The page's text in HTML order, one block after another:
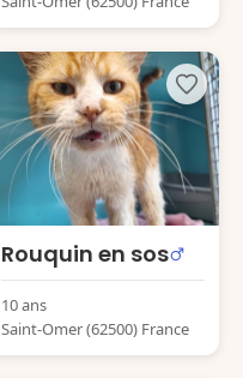
Rouquin en sos
10 ans
Saint-Omer (62500) France